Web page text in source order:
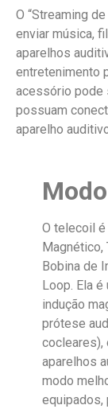
O “Streaming
enviar música,
aparelhos
entretenimento
acessório pode
possuam
aparelho
Modo
O telecoil
Magnético,
Bobina de
Loop. Ela
indução
prótese
cocleares),
aparelhos
modo
equipados,